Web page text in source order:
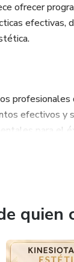
ofrecer
efectivas,
efectivos y
para el
másquien